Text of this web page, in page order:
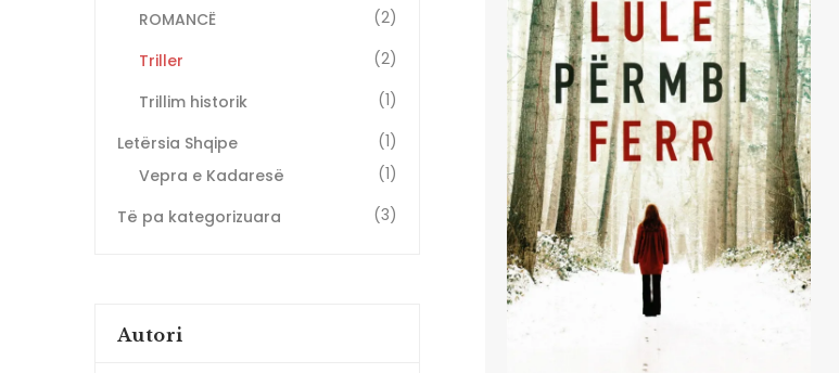
ROMANCË
(2)
Triller
(2)
Trillim historik
(1)
Letërsia Shqipe
(1)
Vepra e Kadaresë
(1)
Të pa kategorizuara
(3)
Autori